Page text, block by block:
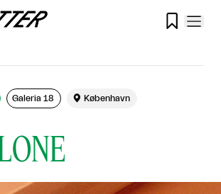

Galeria 18  København